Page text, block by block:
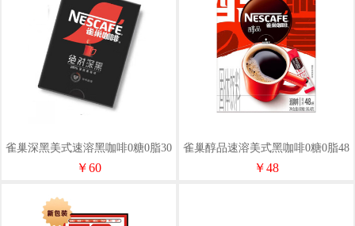
雀巢深黑美式速溶黑咖啡0糖0脂30
条*1.8克盒装
￥60
雀巢醇品速溶美式黑咖啡0糖0脂48
条*1.8克盒装
￥48